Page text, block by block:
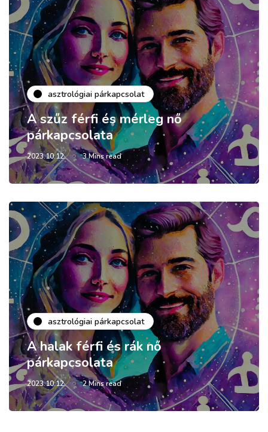
asztrológiai párkapcsolat
A szűz férfi és mérleg nő
párkapcsolata
2023.10.12. 3 Mins read
asztrológiai párkapcsolat
A halak férfi és rák nő
párkapcsolata
2023.10.12. 2 Mins read